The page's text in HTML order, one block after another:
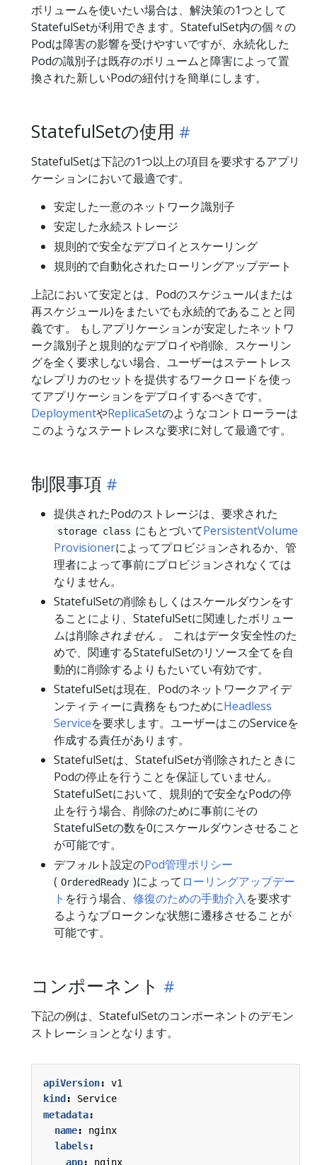
ボリュームを使いたい場合は、解決策の1つとして
StatefulSetが利用できます。StatefulSet内の個々の
Podは障害の影響を受けやすいですが、永続化した
Podの識別子は既存のボリュームと障害によって置
換された新しいPodの紐付けを簡単にします。
StatefulSetの使用
StatefulSetは下記の1つ以上の項目を要求するアプリ
ケーションにおいて最適です。
安定した一意のネットワーク識別子
安定した永続ストレージ
規則的で安全なデプロイとスケーリング
規則的で自動化されたローリングアップデート
上記において安定とは、Podのスケジュール(または
再スケジュール)をまたいでも永続的であることと同
義です。 もしアプリケーションが安定したネットワ
ーク識別子と規則的なデプロイや削除、スケーリン
グを全く要求しない場合、ユーザーはステートレス
なレプリカのセットを提供するワークロードを使っ
てアプリケーションをデプロイするべきです。
DeploymentやReplicaSetのようなコントローラーは
このようなステートレスな要求に対して最適です。
制限事項
提供されたPodのストレージは、要求された
storage class にもとづいてPersistentVolume
Provisionerによってプロビジョンされるか、管
理者によって事前にプロビジョンされなくては
なりません。
StatefulSetの削除もしくはスケールダウンをす
ることにより、StatefulSetに関連したボリュー
ムは削除されません 。 これはデータ安全性のた
めで、関連するStatefulSetのリソース全てを自
動的に削除するよりもたいてい有効です。
StatefulSetは現在、Podのネットワークアイデ
ンティティーに責務をもつためにHeadless
Serviceを要求します。ユーザーはこのServiceを
作成する責任があります。
StatefulSetは、StatefulSetが削除されたときに
Podの停止を行うことを保証していません。
StatefulSetにおいて、規則的で安全なPodの停
止を行う場合、削除のために事前にその
StatefulSetの数を0にスケールダウンさせること
が可能です。
デフォルト設定のPod管理ポリシー
( OrderedReady )によって ローリングアップデー
ト を行う場合、 修復のための手動介入を要求す
るようなブロークンな状態に遷移させることが
可能です。
コンポーネント
下記の例は、StatefulSetのコンポーネントのデモン
ストレーションとなります。
apiVersion:
v1
kind :
Service
metadata:
name:
nginx
labels:
app: nginx